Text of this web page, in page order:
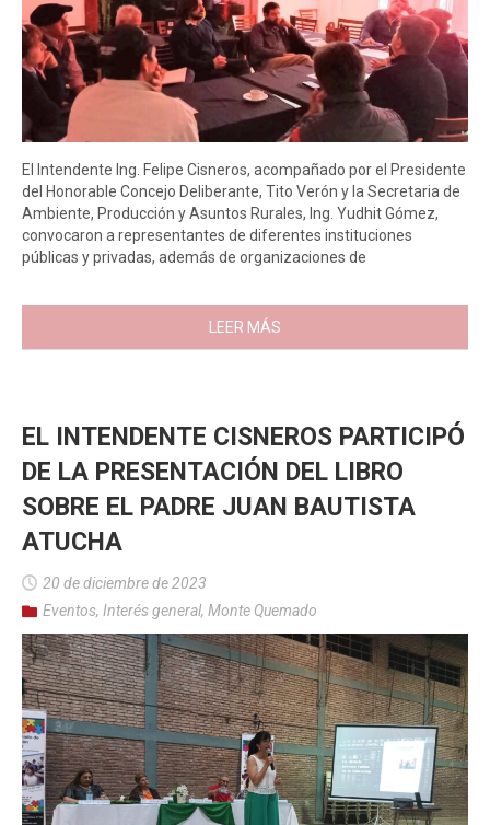
El Intendente Ing. Felipe Cisneros, acompañado por el Presidente
del Honorable Concejo Deliberante, Tito Verón y la Secretaria de
Ambiente, Producción y Asuntos Rurales, Ing. Yudhit Gómez,
convocaron a representantes de diferentes instituciones
públicas y privadas, además de organizaciones de
LEER MÁS
EL INTENDENTE CISNEROS PARTICIPÓ
DE LA PRESENTACIÓN DEL LIBRO
SOBRE EL PADRE JUAN BAUTISTA
ATUCHA
20 de diciembre de 2023
Eventos, Interés general, Monte Quemado